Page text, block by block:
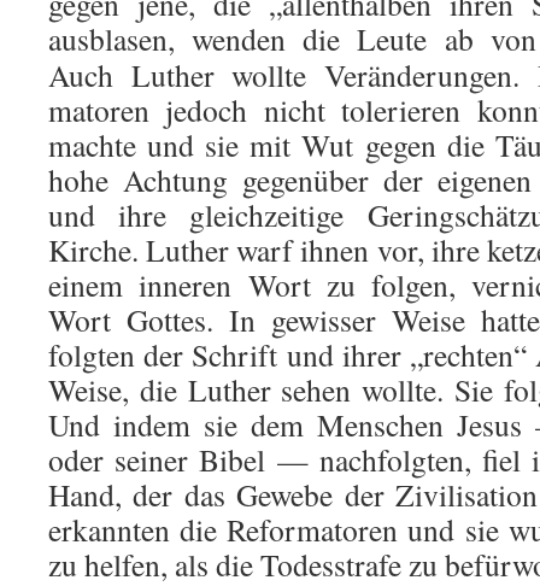
ausblasen, wenden die Leute ab
Auch Luther wollte
matoren jedoch nicht tolerieren
machte und sie mit Wut gegen die
hohe Achtung gegenüber der
und ihre gleichzeitige
Kirche. Luther warf ihnen vor, ihre
einem inneren Wort zu folgen,
Wort Gottes. In ge­wisser Weise
folgten der Schrift und ihrer
Weise, die Luther sehen wollte. Sie
Und indem sie dem Men­schen
oder seiner Bibel — nachfolgten, fiel
Hand, der das Gewebe der
erkannten die Reformatoren und sie
zu helfen, als die Todesstrafe zu